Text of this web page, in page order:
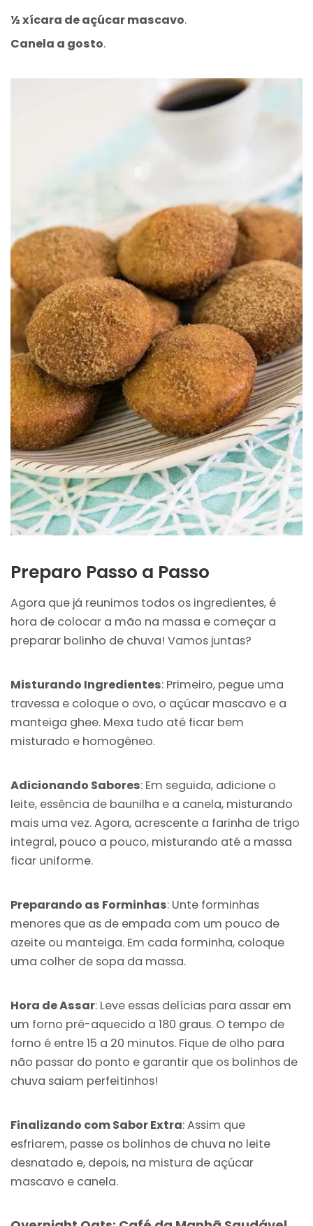
½ xícara de açúcar mascavo.
Canela a gosto.
Preparo Passo a Passo
Agora que já reunimos todos os ingredientes, é
hora de colocar a mão na massa e começar a
preparar bolinho de chuva! Vamos juntas?
Misturando Ingredientes: Primeiro, pegue uma
travessa e coloque o ovo, o açúcar mascavo e a
manteiga ghee. Mexa tudo até ficar bem
misturado e homogêneo.
Adicionando Sabores: Em seguida, adicione o
leite, essência de baunilha e a canela, misturando
mais uma vez. Agora, acrescente a farinha de trigo
integral, pouco a pouco, misturando até a massa
ficar uniforme.
Preparando as Forminhas: Unte forminhas
menores que as de empada com um pouco de
azeite ou manteiga. Em cada forminha, coloque
uma colher de sopa da massa.
Hora de Assar: Leve essas delícias para assar em
um forno pré-aquecido a 180 graus. O tempo de
forno é entre 15 a 20 minutos. Fique de olho para
não passar do ponto e garantir que os bolinhos de
chuva saiam perfeitinhos!
Finalizando com Sabor Extra: Assim que
esfriarem, passe os bolinhos de chuva no leite
desnatado e, depois, na mistura de açúcar
mascavo e canela.